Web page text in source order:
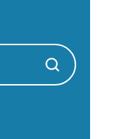
Zoekopdracht